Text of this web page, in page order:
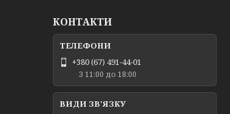
КОНТАКТИ
+380 (67) 491-44-01
З 11:00 до 18:00